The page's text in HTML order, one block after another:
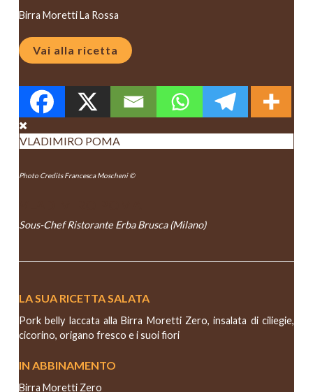
Birra Moretti La Rossa
Vai alla ricetta
VLADIMIRO POMA
Photo Credits Francesca Moscheni ©
Sous-Chef Ristorante Erba Brusca (Milano)
LA SUA RICETTA SALATA
Pork belly laccata alla Birra Moretti Zero, insalata di ciliegie,
cicorino, origano fresco e i suoi fiori
IN ABBINAMENTO
Birra Moretti Zero